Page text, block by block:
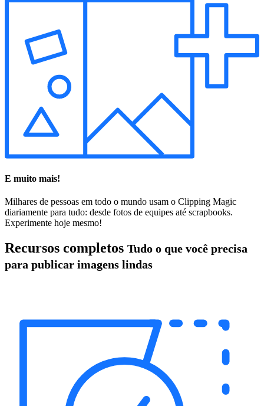
E muito mais!
Milhares de pessoas em todo o mundo usam o Clipping Magic
diariamente para tudo: desde fotos de equipes até scrapbooks.
Experimente hoje mesmo!
Recursos completos Tudo o que você precisa
para publicar imagens lindas